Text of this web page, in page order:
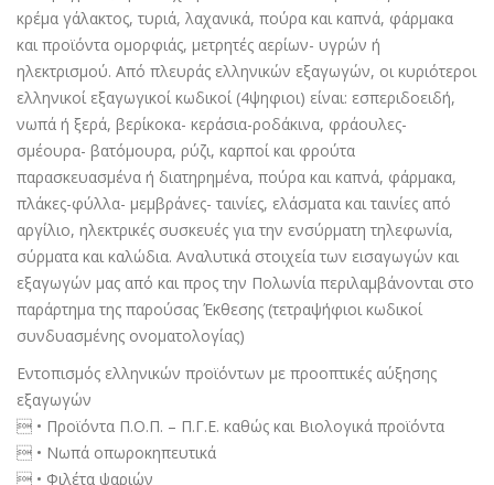
κρέµα γάλακτος, τυριά, λαχανικά, πούρα και καπνά, φάρµακα
και προϊόντα οµορφιάς, µετρητές αερίων- υγρών ή
ηλεκτρισµού. Από πλευράς ελληνικών εξαγωγών, οι κυριότεροι
ελληνικοί εξαγωγικοί κωδικοί (4ψηφιοι) είναι: εσπεριδοειδή,
νωπά ή ξερά, βερίκοκα- κεράσια-ροδάκινα, φράουλες-
σµέουρα- βατόµουρα, ρύζι, καρποί και φρούτα
παρασκευασµένα ή διατηρηµένα, πούρα και καπνά, φάρµακα,
πλάκες-φύλλα- µεµβράνες- ταινίες, ελάσµατα και ταινίες από
αργίλιο, ηλεκτρικές συσκευές για την ενσύρµατη τηλεφωνία,
σύρµατα και καλώδια. Αναλυτικά στοιχεία των εισαγωγών και
εξαγωγών µας από και προς την Πολωνία περιλαµβάνονται στο
παράρτηµα της παρούσας Έκθεσης (τετραψήφιοι κωδικοί
συνδυασµένης ονοµατολογίας)
Εντοπισµός ελληνικών προϊόντων µε προοπτικές αύξησης
εξαγωγών
 • Προϊόντα Π.Ο.Π. – Π.Γ.Ε. καθώς και Βιολογικά προϊόντα
 • Νωπά οπωροκηπευτικά
 • Φιλέτα ψαριών